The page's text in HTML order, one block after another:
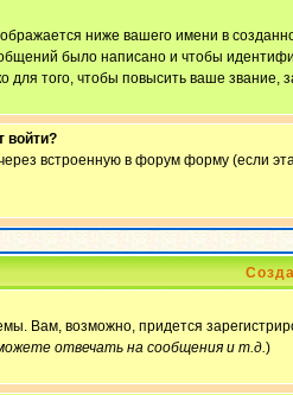
ниже вашего имени в
было написано и чтобы
того, чтобы повысить ваше
войти?
встроенную в форум форму (если
Вам, возможно, придется
отвечать на сообщения и т.д.)